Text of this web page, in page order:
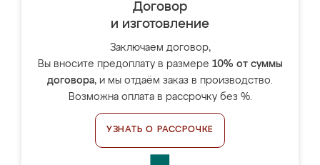
Договор
и изготовление
Заключаем договор,
Вы вносите предоплату в размере 10% от суммы
договора, и мы отдаём заказ в производство.
Возможна оплата в рассрочку без %.
УЗНАТЬ О РАССРОЧКЕ